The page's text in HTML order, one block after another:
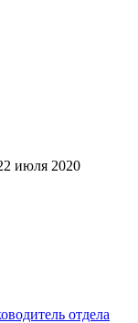
июля 2020
отдела